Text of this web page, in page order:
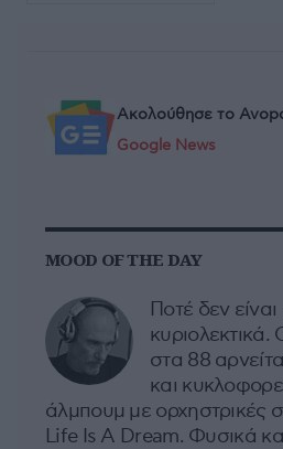
Ακολούθησε το
Google News
MOOD OF THE DAY
Ποτέ δεν
κυριολεκτικά.
στα 88
και
άλμπουμ με ορχηστρικές
Life Is A Dream. Φυσικά